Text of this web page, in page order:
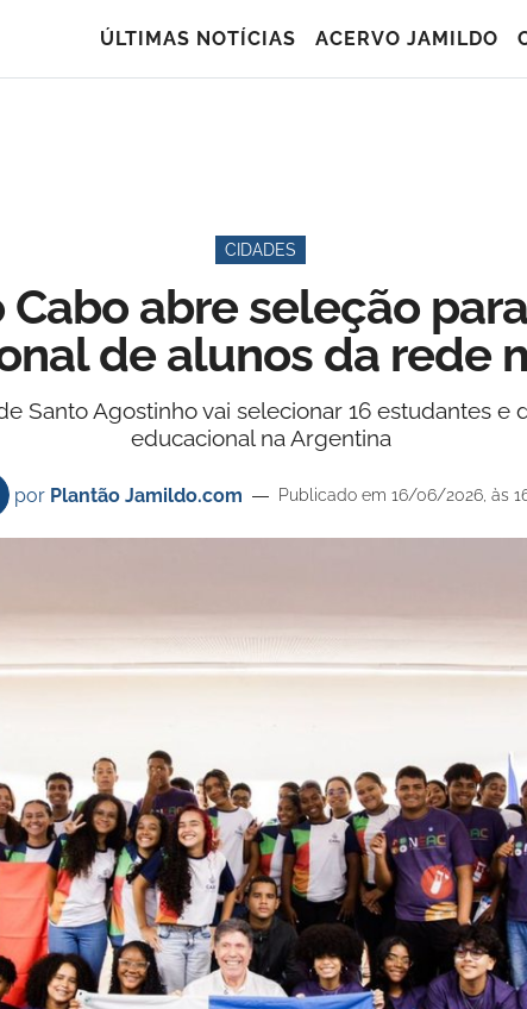
ÚLTIMAS NOTÍCIAS ACERVO JAMILDO
CIDADES
abre seleção
de alunos da rede
Santo Agostinho vai selecionar 16 estudantes e
educacional na Argentina
por Plantão Jamildo.com Publicado em 16/06/2026, às